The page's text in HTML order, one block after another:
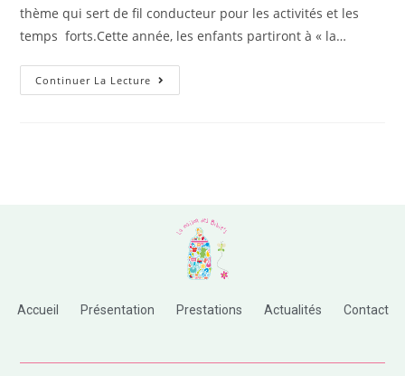
thème qui sert de fil conducteur pour les activités et les
temps forts.Cette année, les enfants partiront à « la…
Continuer La Lecture
Accueil Présentation Prestations Actualités Contact